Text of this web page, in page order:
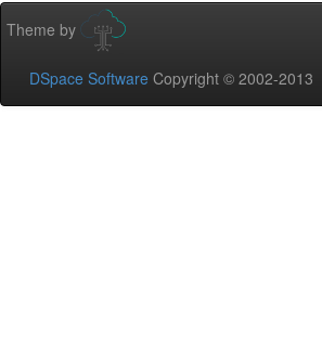
Theme by
DSpace Software Copyright © 2002-2013